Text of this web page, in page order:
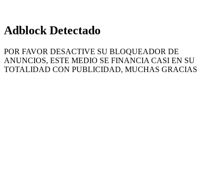
Adblock Detectado
POR FAVOR DESACTIVE SU BLOQUEADOR DE
ANUNCIOS, ESTE MEDIO SE FINANCIA CASI EN SU
TOTALIDAD CON PUBLICIDAD, MUCHAS GRACIAS